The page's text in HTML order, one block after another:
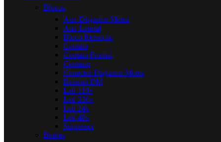
Blocos
Aux Disjuntor Motor
Aux Lateral
Bloco Retenção
Contato
Contato Frontal
Contator
Conector Disjuntor Motor
Externo DM
Led 110v
Led 220v
Led 24v
Led 48v
Supressor
Botões